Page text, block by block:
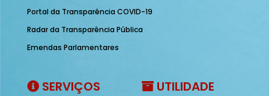
Portal da Transparência COVID-19
Radar da Transparência Pública
Emendas Parlamentares
SERVIÇOS UTILIDADE